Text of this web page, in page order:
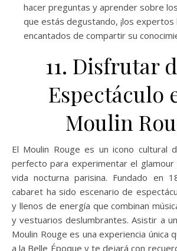
hacer preguntas y aprender sobre
que estás degustando, ¡los expertos
encantados de compartir su
11. Disfrutar
Espectáculo
Moulin
El Moulin Rouge es un icono cultural
perfecto para experimentar el glamour
vida nocturna parisina. Fundado en
cabaret ha sido escenario de
y llenos de energía que combinan
y vestuarios deslumbrantes. Asistir a
Moulin Rouge es una experiencia única
a la Belle Époque y te dejará con